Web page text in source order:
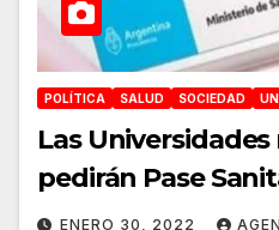
POLÍTICA SALUD SOCIEDAD
Las
pedirán Pase
ENERO 30, 2022